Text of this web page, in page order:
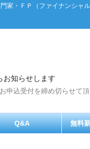
・ＦＰ（ファイナンシャ
お知らせします
申込受付を締め切らせて頂
Q&A 無料